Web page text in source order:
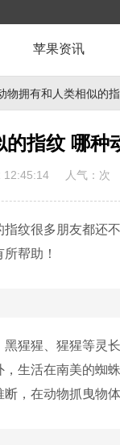
苹果资讯
物拥有和人类相似的
的指纹 哪
12:45:14 人气： 次
纹很多朋友都还
帮助！
猩猩、猩猩等灵
生活在南美的蜘
，在动物抓曳物